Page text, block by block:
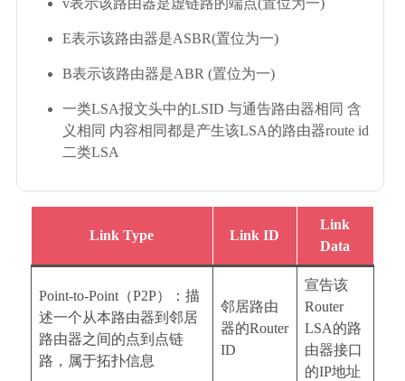
v表示该路由器是虚链路的端点(置位为一)
E表示该路由器是ASBR(置位为一)
B表示该路由器是ABR (置位为一)
一类LSA报文头中的LSID 与通告路由器相同 含
义相同 内容相同都是产生该LSA的路由器route id
二类LSA
Link Type Link ID
Link
Data
Point-to-Point（P2P）：描
述一个从本路由器到邻居
路由器之间的点到点链
路，属于拓扑信息
邻居路由
器的Router
ID
宣告该
Router
LSA的路
由器接口
的IP地址